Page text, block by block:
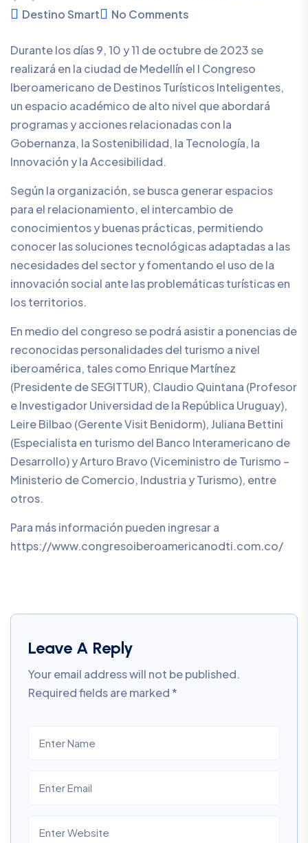
Destino Smart
No Comments
Durante los días 9, 10 y 11 de octubre de 2023 se
realizará en la ciudad de Medellín el I Congreso
Iberoamericano de Destinos Turísticos Inteligentes,
un espacio académico de alto nivel que abordará
programas y acciones relacionadas con la
Gobernanza, la Sostenibilidad, la Tecnología, la
Innovación y la Accesibilidad.
Según la organización, se busca generar espacios
para el relacionamiento, el intercambio de
conocimientos y buenas prácticas, permitiendo
conocer las soluciones tecnológicas adaptadas a las
necesidades del sector y fomentando el uso de la
innovación social ante las problemáticas turísticas en
los territorios.
En medio del congreso se podrá asistir a ponencias de
reconocidas personalidades del turismo a nivel
iberoamérica, tales como Enrique Martínez
(Presidente de SEGITTUR), Claudio Quintana (Profesor
e Investigador Universidad de la República Uruguay),
Leire Bilbao (Gerente Visit Benidorm), Juliana Bettini
(Especialista en turismo del Banco Interamericano de
Desarrollo) y Arturo Bravo (Viceministro de Turismo –
Ministerio de Comercio, Industria y Turismo), entre
otros.
Para más información pueden ingresar a
https://www.congresoiberoamericanodti.com.co/
Leave A Reply
Your email address will not be published.
Required fields are marked*